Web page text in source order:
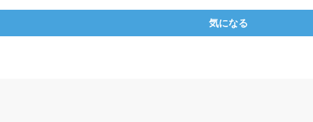
気になる